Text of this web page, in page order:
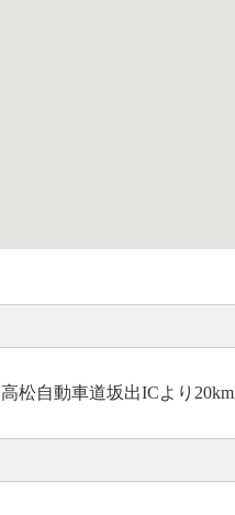
高松自動車道坂出ICより20km